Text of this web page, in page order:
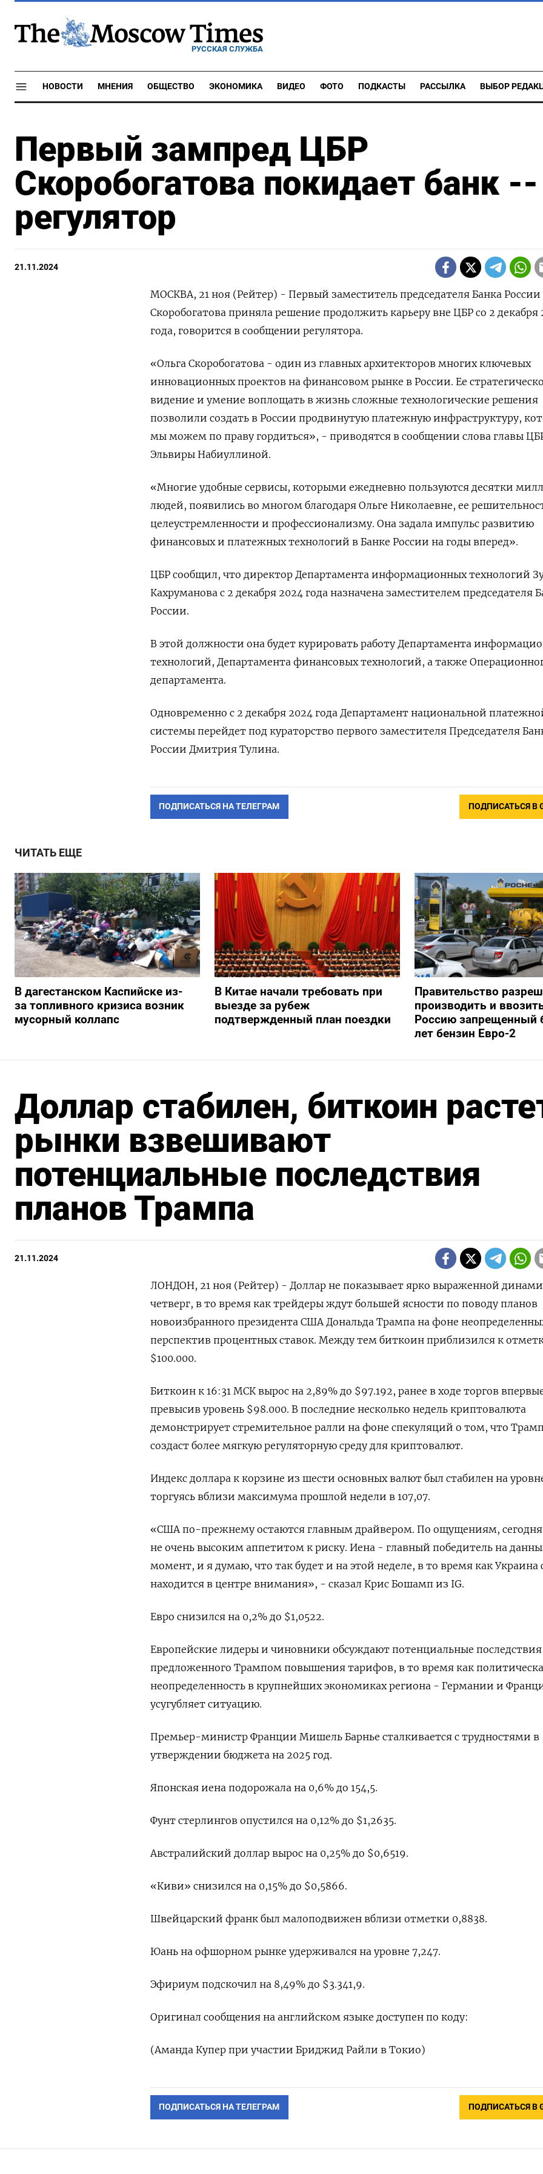
РУССКАЯ СЛУЖБА
НОВОСТИ МНЕНИЯ ОБЩЕСТВО ЭКОНОМИКА ВИДЕО ФОТО ПОДКАСТЫ РАССЫЛКА ВЫБОР
Первый зампред ЦБР
Скоробогатова покидает банк --
регулятор
21.11.2024
МОСКВА, 21 ноя (Рейтер) - Первый заместитель председателя Банка России
Скоробогатова приняла решение продолжить карьеру вне ЦБР со 2 декабря
года, говорится в сообщении регулятора.
«Ольга Скоробогатова - один из главных архитекторов многих ключевых
инновационных проектов на финансовом рынке в России. Ее
видение и умение воплощать в жизнь сложные технологические решения
позволили создать в России продвинутую платежную инфраструктуру,
мы можем по праву гордиться», - приводятся в сообщении слова главы
Эльвиры Набиуллиной.
«Многие удобные сервисы, которыми ежедневно пользуются десятки
людей, появились во многом благодаря Ольге Николаевне, ее
целеустремленности и профессионализму. Она задала импульс развитию
финансовых и платежных технологий в Банке России на годы вперед».
ЦБР сообщил, что директор Департамента информационных технологий
Кахруманова с 2 декабря 2024 года назначена заместителем председателя
России.
В этой должности она будет курировать работу Департамента
технологий, Департамента финансовых технологий, а также
департамента.
Одновременно с 2 декабря 2024 года Департамент национальной
системы перейдет под кураторство первого заместителя Председателя
России Дмитрия Тулина.
ПОДПИСАТЬСЯ НА ТЕЛЕГРАМ ПОДПИСАТЬСЯ В
ЧИТАТЬ ЕЩЕ
В дагестанском Каспийске из-
за топливного кризиса возник
мусорный коллапс
В Китае начали требовать при
выезде за рубеж
подтвержденный план поездки
Правительство
производить и
Россию запрещенный
лет бензин Евро-2
Доллар стабилен, биткоин
рынки взвешивают
потенциальные последствия
планов Трампа
21.11.2024
ЛОНДОН, 21 ноя (Рейтер) - Доллар не показывает ярко выраженной
четверг, в то время как трейдеры ждут большей ясности по поводу планов
новоизбранного президента США Дональда Трампа на фоне
перспектив процентных ставок. Между тем биткоин приблизился к
$100.000.
Биткоин к 16:31 МСК вырос на 2,89% до $97.192, ранее в ходе торгов
превысив уровень $98.000. В последние несколько недель криптовалюта
демонстрирует стремительное ралли на фоне спекуляций о том, что Трамп
создаст более мягкую регуляторную среду для криптовалют.
Индекс доллара к корзине из шести основных валют был стабилен на
торгуясь вблизи максимума прошлой недели в 107,07.
«США по-прежнему остаются главным драйвером. По ощущениям, сегодня
не очень высоким аппетитом к риску. Иена - главный победитель на
момент, и я думаю, что так будет и на этой неделе, в то время как Украина
находится в центре внимания», - сказал Крис Бошамп из IG.
Евро снизился на 0,2% до $1,0522​.
Европейские лидеры и чиновники обсуждают потенциальные последствия
предложенного Трампом повышения тарифов, в то время как
неопределенность в крупнейших экономиках региона - Германии и
усугубляет ситуацию.
Премьер-министр Франции Мишель Барнье сталкивается с трудностями в
утверждении бюджета на 2025 год.
Японская иена подорожала на 0,6%​ до 154,5.
Фунт стерлингов опустился на 0,12% до $1,2635​.
Австралийский доллар вырос на 0,25% до $0,6519​.
«Киви» снизился на 0,15% до $0,5866​.
Швейцарский франк был малоподвижен вблизи отметки 0,8838​.
Юань на офшорном рынке удерживался на уровне 7,247.
Эфириум подскочил на 8,49% до $3.341,9.
Оригинал сообщения на английском языке доступен по коду:
(Аманда Купер при участии Бриджид Райли в Токио)
ПОДПИСАТЬСЯ НА ТЕЛЕГРАМ ПОДПИСАТЬСЯ В